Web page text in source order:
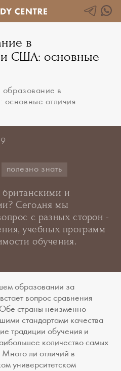
в
и США: основные
в
отличия
полезно знать
и
Сегодня мы
с разных сторон -
учебных программ
обучения.
образовании за
вопрос сравнения
страны неизменно
стандартами качества
традиции обучения и
количество самых
ли отличий в
университетском